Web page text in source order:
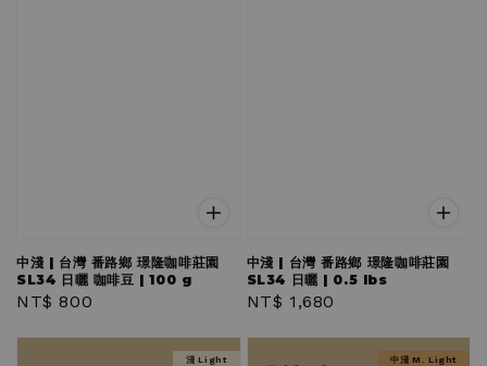
中淺 | 台灣 番路鄉 璟隆咖啡莊園
SL34 日曬 咖啡豆 | 100 g
Regular
NT$ 800
中淺 | 台灣 番路鄉 璟隆咖啡莊園
SL34 日曬 | 0.5 lbs
Regular
NT$ 1,680
淺 Light 中淺 M. Light